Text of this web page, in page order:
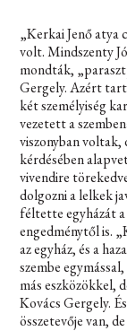
„Kerkai Jenő atya
volt. Mindszenty
mondták,
Gergely. Azért
két személyiség
vezetett a
viszonyban
kérdésében
vivendire
dolgozni a lelkek
féltette egyházát
engedménytől is.
az egyház, és a
szembe
más eszközökkel,
Kovács Gergely.
összetevője van,